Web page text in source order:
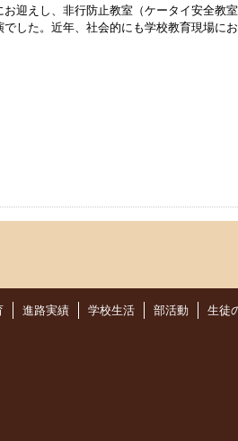
迎えし、非行防止教室（ケータイ安全教
した。近年、社会的にも学校教育現場に
進路実績 学校生活 部活動 生徒